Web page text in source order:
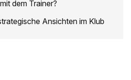
dem Trainer?
Ansichten im Klub